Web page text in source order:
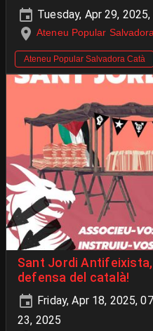
Tuesday, Apr 29,
Ateneu Popular
Ateneu Popular Salvadora Catà
Sant Jordi
defensa del català!
Friday, Apr 18, 2025,
23, 2025